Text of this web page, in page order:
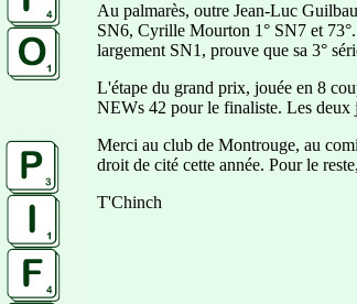
Au palmarès, outre Jean-Luc
SN6, Cyrille Mourton 1° SN7 et
largement SN1, prouve que sa 3°
L'étape du grand prix, jouée en 8
NEWs 42 pour le finaliste. Les deux
Merci au club de Montrouge, au
droit de cité cette année. Pour le
T'Chinch